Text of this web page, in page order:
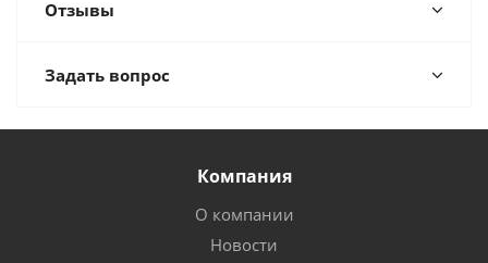
Отзывы
Задать вопрос
Компания
О компании
Новости